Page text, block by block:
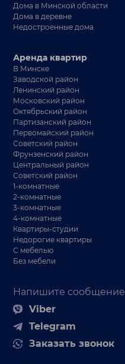
Дома в Минской области
Дома в деревне
Недостроенные дома
Напишите сообщение
Viber
Telegram
Заказать звонок
Аренда квартир
В Минске
Заводской район
Ленинский район
Московский район
Октябрьский район
Партизанский район
Первомайский район
Советский район
Фрунзенский район
Центральный район
Советский район
1-комнатные
2-комнатные
3-комнатные
4-комнатные
Квартиры-студии
Недорогие квартиры
С мебелью
Без мебели